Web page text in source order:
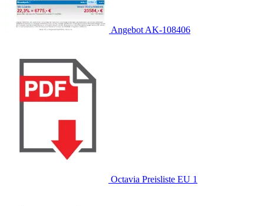
Angebot AK-108406
Octavia Preisliste EU 1